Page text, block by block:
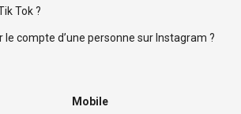
Tok ?
compte d’une personne sur Instagram ?
Mobile